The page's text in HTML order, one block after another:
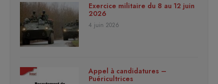
Exercice militaire du 8 au 12 juin
2026
4 juin 2026
Appel à candidatures –
Puéricultrices